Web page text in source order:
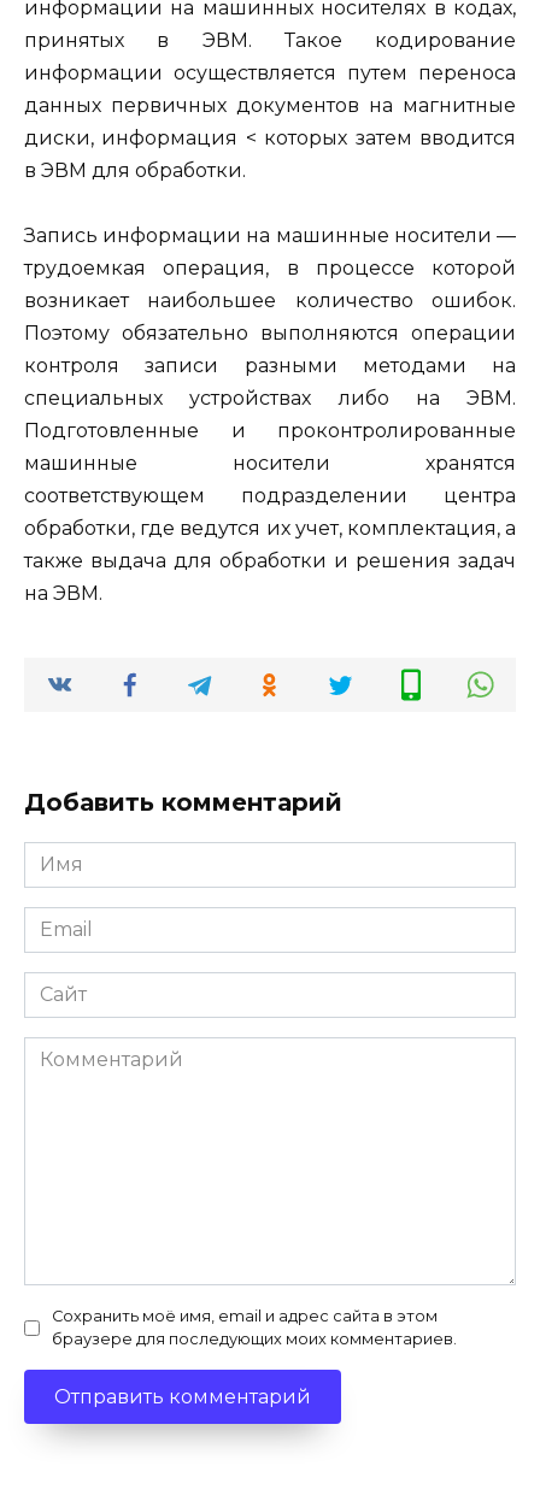
информации на машинных носителях в кодах,
принятых в ЭВМ. Такое кодирование
информации осуществляется путем переноса
данных первичных документов на магнитные
диски, информация < которых затем вводится
в ЭВМ для обработки.
Запись информации на машинные носители —
трудоемкая операция, в процессе которой
возникает наибольшее количество ошибок.
Поэтому обязательно выполняются операции
контроля записи разными методами на
специальных устройствах либо на ЭВМ.
Подготовленные и проконтролированные
машинные носители хранятся
соответствующем подразделении центра
обработки, где ведутся их учет, комплектация, а
также выдача для обработки и решения задач
на ЭВМ.
Добавить комментарий
Имя
*
Email
*
Сайт
Комментарий
Сохранить моё имя, email и адрес сайта в этом
браузере для последующих моих комментариев.